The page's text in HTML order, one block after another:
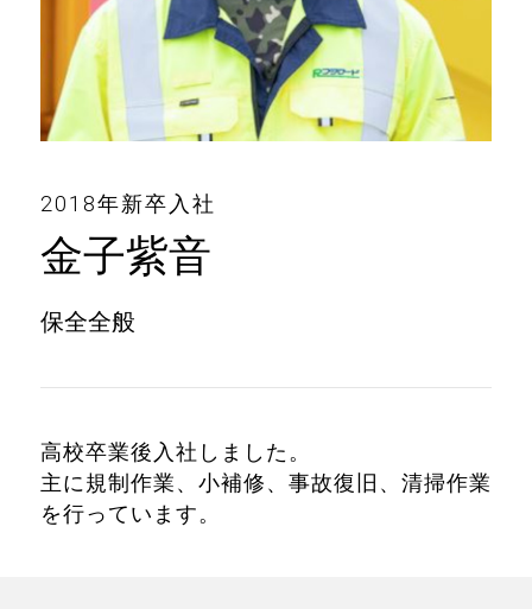
2018年新卒入社
金子紫音
保全全般
高校卒業後入社しました。
主に規制作業、小補修、事故復旧、清掃作業
を行っています。